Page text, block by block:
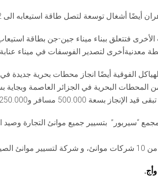
توسعة لتصل طاقة استيعابه الى 2 مليون حاوية ( تعادل 20 قدم ) والتي ستنتهي في يونيو 2019.
معدنيةأخرى لتصدير الفوسفات في ميناء
الفوقية أيضًا انجاز محطات بحرية جديدة في
بسعة 500.000 مسافر و250.000 مركبة سنويًا.
مجمع “سيربور” بتسيير جميع موانئ التجارة
شركات لوجستية.